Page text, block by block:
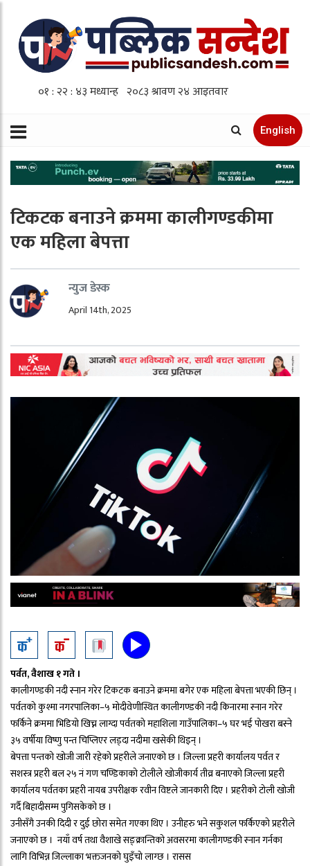
English
टिकटक बनाउने क्रममा कालीगण्डकीमा
एक महिला बेपत्ता
न्युज डेस्क
April 14th, 2025
पर्वत, वैशाख १ गते ।
कालीगण्डकी नदी स्नान गरेर टिकटक बनाउने क्रममा बगेर एक महिला बेपत्ता भएकी छिन् ।
पर्वतको कुश्मा नगरपालिका–५ मोदीवेणीस्थित कालीगण्डकी नदी किनारमा स्नान गरेर
फर्किने क्रममा भिडियो खिच्न लाग्दा पर्वतको महाशिला गाउँपालिका–५ घर भई पोखरा बस्ने
३५ वर्षीया विष्णु पन्त चिप्लिएर लड्दा नदीमा खसेकी थिइन् ।
बेपत्ता पन्तको खोजी जारी रहेको प्रहरीले जनाएको छ । जिल्ला प्रहरी कार्यालय पर्वत र
सशस्त्र प्रहरी बल २५ नं गण चण्डिकाको टोलीले खोजीकार्य तीव्र बनाएको जिल्ला प्रहरी
कार्यालय पर्वतका प्रहरी नायब उपरीक्षक रवीन विष्टले जानकारी दिए । प्रहरीको टोली खोजी
गर्दै बिहादीसम्म पुगिसकेको छ ।
उनीसँगै उनकी दिदी र दुई छोरा समेत गएका थिए । उनीहरु भने सकुशल फर्किएको प्रहरीले
जनाएको छ । नयाँ वर्ष तथा वैशाखे सङ्क्रान्तिको अवसरमा कालीगण्डकी स्नान गर्नका
लागि विभिन्न जिल्लाका भक्तजनको घुइँचो लाग्छ । रासस